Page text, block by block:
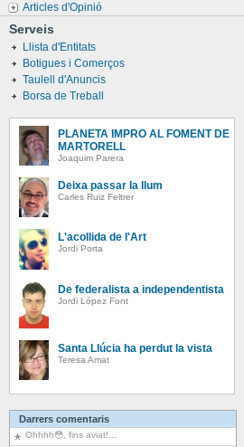
Articles d'Opinió
Serveis
Llista d'Entitats
Botigues i Comerços
Taulell d'Anuncis
Borsa de Treball
PLANETA IMPRO AL FOMENT DE
MARTORELL
Joaquim Parera
Deixa passar la llum
Carles Ruiz Feltrer
L'acollida de l'Art
Jordi Porta
De federalista a independentista
Jordi López Font
Santa Llúcia ha perdut la vista
Teresa Amat
Darrers comentaris
Ohhhh😳, fins aviat!...